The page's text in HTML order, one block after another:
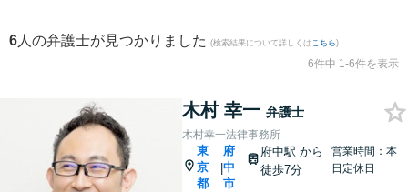
6 人の弁護士が見つかりました (検索結果について詳しくは こちら)
6件中 1-6件を表示
木村 幸一 弁護士
木村幸一法律事務所
東
京
都
|
府
中
市
府中駅から
徒歩7分
営業時間：本
日定休日